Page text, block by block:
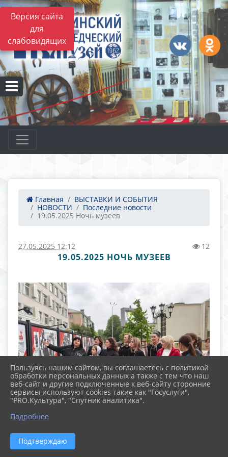
Версия сайта
для
слабовидящих
Главная
ВЫСТАВКИ И СОБЫТИЯ
НОВОСТИ
Последние новости
19.05.2025 Ночь музеев
27.05.2025 12:12 12
19.05.2025 НОЧЬ МУЗЕЕВ
Пользуясь нашим сайтом, вы соглашаетесь с политикой
обработки персональных данных а также с тем что наш
веб-сайт и другие подключенные к веб-сайту сторонние
сервисы используют cookies такие как "Госуслуги",
"PRO.Культура", "Спутник аналитика".
Подробнее
Подтверждаю